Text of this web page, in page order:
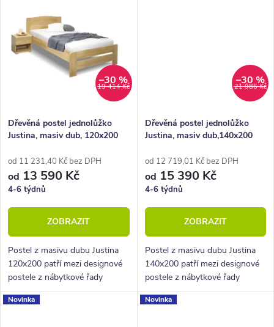
konstrukcí.
19 414 Kč
–30 %
Dřevěná postel jednolůžko
Justina, masiv dub, 120x200
od 11 231,40 Kč bez DPH
od 13 590 Kč
4-6 týdnů
ZOBRAZIT
Postel z masivu dubu Justina
120x200 patří mezi designové
postele z nábytkové řady
BedWorld. Vyniká krásným
zaobleným čelem u hlavy a
21 986 Kč
–30 %
Dřevěná postel jednolůžko
Justina, masiv dub,140x200
od 12 719,01 Kč bez DPH
od 15 390 Kč
4-6 týdnů
ZOBRAZIT
Postel z masivu dubu Justina
140x200 patří mezi designové
postele z nábytkové řady
BedWorld. Vyniká krásným
zaobleným čelem u hlavy a
Novinka Novinka